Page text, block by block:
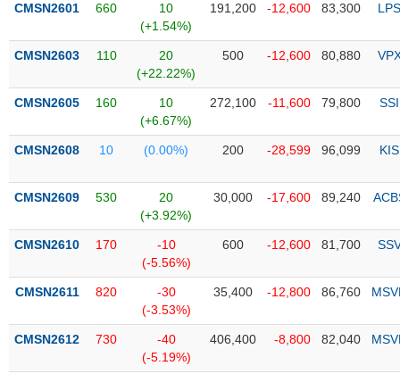
thái
phiếu
mô
thị
Niêm
Niêm
mới
yết
CMSN2601 660
10
(+1.54%)
191,200 -12,600 83,300 LPS
CMSN2603 110
20
(+22.22%)
500 -12,600 80,880
CMSN2605 160
10
(+6.67%)
272,100 -11,600 79,800 SSI
CMSN2608 10 (0.00%) 200 -28,599 96,099 KIS
CMSN2609 530
20
(+3.92%)
30,000 -17,600 89,240
CMSN2610 170
-10
(-5.56%)
600 -12,600 81,700
CMSN2611 820
-30
(-3.53%)
35,400 -12,800 86,760
CMSN2612 730
-40
(-5.19%)
406,400 -8,800 82,040
NGÀNH
DOANH
NGHIỆP
PHIẾU
PHÁI